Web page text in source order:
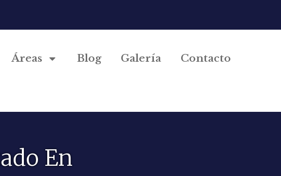
Áreas Blog Galería Contacto
En